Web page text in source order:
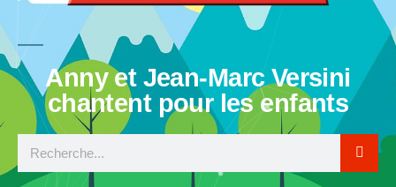
Anny et Jean-Marc Versini
chantent pour les enfants